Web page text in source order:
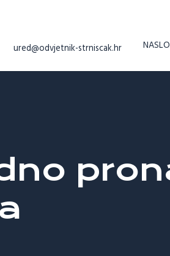
ured@odvjetnik-strniscak.hr